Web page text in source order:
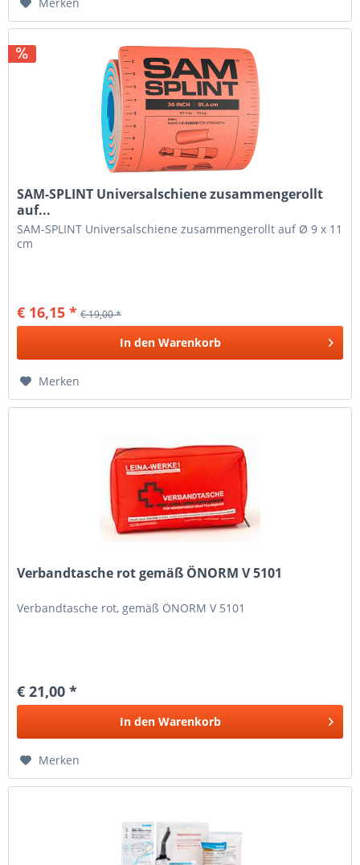
SAM-SPLINT Universalschiene zusammengerollt
auf...
SAM-SPLINT Universalschiene zusammengerollt auf Ø 9 x 11
cm
€ 16,15 * € 19,00 *
In den Warenkorb
Merken
Verbandtasche rot gemäß ÖNORM V 5101
Verbandtasche rot, gemäß ÖNORM V 5101
€ 21,00 *
In den Warenkorb
Merken